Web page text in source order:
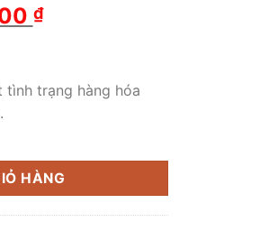
₫.
₫Giá
950.000 ₫.
trạng hàng hóa
số lượng
HÀNG